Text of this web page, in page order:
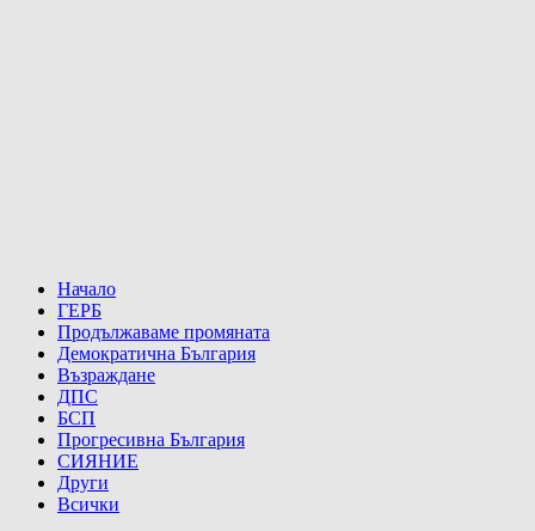
Начало
ГЕРБ
Продължаваме промяната
Демократична България
Възраждане
ДПС
БСП
Прогресивна България
СИЯНИЕ
Други
Всички